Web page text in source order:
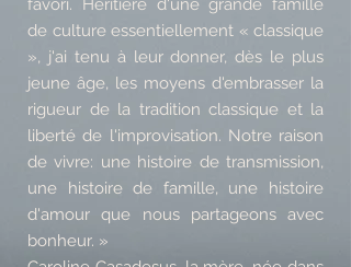
favori. Héritière d'une grande famille
de culture essentiellement « classique
», j'ai tenu à leur donner, dès le plus
jeune âge, les moyens d'embrasser la
rigueur de la tradition classique et la
liberté de l'improvisation. Notre raison
de vivre: une histoire de transmission,
une histoire de famille, une histoire
d'amour que nous partageons avec
bonheur. »